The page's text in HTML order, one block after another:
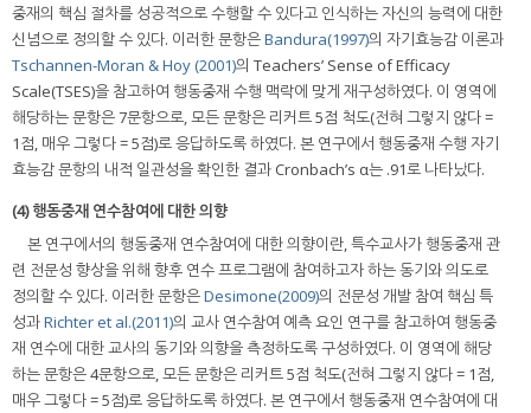
중재의 핵심 절차를 성공적으로 수행할 수 있다고 인식하는 자신의 능력에 대한
신념으로 정의할 수 있다. 이러한 문항은Bandura(1997)의 자기효능감 이론과
Tschannen-Moran & Hoy (2001)의 Teachers’ Sense of Efficacy
Scale(TSES)을 참고하여 행동중재 수행 맥락에 맞게 재구성하였다. 이 영역에
해당하는 문항은 7문항으로, 모든 문항은 리커트 5점 척도(전혀 그렇지 않다 =
1점, 매우 그렇다 = 5점)로 응답하도록 하였다. 본 연구에서 행동중재 수행 자기
효능감 문항의 내적 일관성을 확인한 결과 Cronbach’s α는 .91로 나타났다.
(4) 행동중재 연수참여에 대한 의향
본 연구에서의 행동중재 연수참여에 대한 의향이란, 특수교사가 행동중재 관
련 전문성 향상을 위해 향후 연수 프로그램에 참여하고자 하는 동기와 의도로
정의할 수 있다. 이러한 문항은Desimone(2009)의 전문성 개발 참여 핵심 특
성과Richter et al.(2011)의 교사 연수참여 예측 요인 연구를 참고하여 행동중
재 연수에 대한 교사의 동기와 의향을 측정하도록 구성하였다. 이 영역에 해당
하는 문항은 4문항으로, 모든 문항은 리커트 5점 척도(전혀 그렇지 않다 = 1점,
매우 그렇다 = 5점)로 응답하도록 하였다. 본 연구에서 행동중재 연수참여에 대